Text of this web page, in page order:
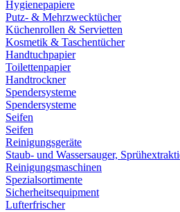
Hygienepapiere
Putz- & Mehrzwecktücher
Küchenrollen & Servietten
Kosmetik & Taschentücher
Handtuchpapier
Toilettenpapier
Handtrockner
Spendersysteme
Spendersysteme
Seifen
Seifen
Reinigungsgeräte
Staub- und Wassersauger,
Reinigungsmaschinen
Spezialsortimente
Sicherheitsequipment
Lufterfrischer